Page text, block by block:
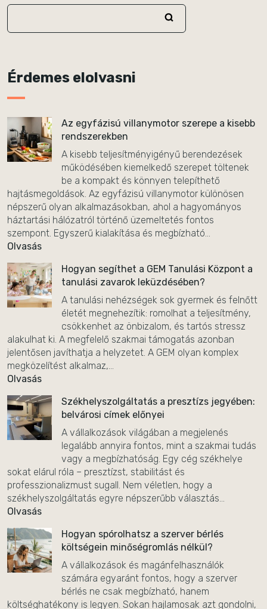
Érdemes elolvasni
Az egyfázisú villanymotor szerepe a kisebb
rendszerekben
A kisebb teljesítményigényű berendezések
működésében kiemelkedő szerepet töltenek
be a kompakt és könnyen telepíthető
hajtásmegoldások. Az egyfázisú villanymotor különösen
népszerű olyan alkalmazásokban, ahol a hagyományos
háztartási hálózatról történő üzemeltetés fontos
szempont. Egyszerű kialakítása és megbízható...
Olvasás
Hogyan segíthet a GEM Tanulási Központ a
tanulási zavarok leküzdésében?
A tanulási nehézségek sok gyermek és felnőtt
életét megnehezítik: romolhat a teljesítmény,
csökkenhet az önbizalom, és tartós stressz
alakulhat ki. A megfelelő szakmai támogatás azonban
jelentősen javíthatja a helyzetet. A GEM olyan komplex
megközelítést alkalmaz,...
Olvasás
Székhelyszolgáltatás a presztízs jegyében:
belvárosi címek előnyei
A vállalkozások világában a megjelenés
legalább annyira fontos, mint a szakmai tudás
vagy a megbízhatóság. Egy cég székhelye
sokat elárul róla – presztízst, stabilitást és
professzionalizmust sugall. Nem véletlen, hogy a
székhelyszolgáltatás egyre népszerűbb választás...
Olvasás
Hogyan spórolhatsz a szerver bérlés
költségein minőségromlás nélkül?
A vállalkozások és magánfelhasználók
számára egyaránt fontos, hogy a szerver
bérlés ne csak megbízható, hanem
költséghatékony is legyen. Sokan hajlamosak azt gondolni,